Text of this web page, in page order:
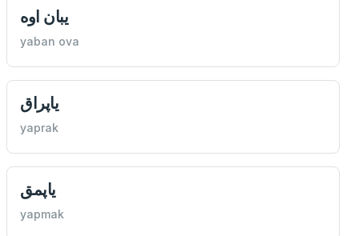
یبان اوه
yaban ova
یاپراق
yaprak
یاپمق
yapmak